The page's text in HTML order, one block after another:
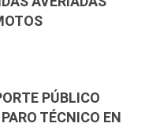
PÚBLICO
TÉCNICO EN